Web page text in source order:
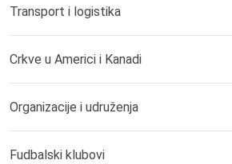
Transport i logistika
Crkve u Americi i Kanadi
Organizacije i udruženja
Fudbalski klubovi